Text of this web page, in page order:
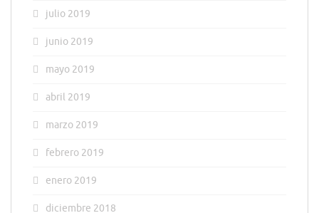
julio 2019
junio 2019
mayo 2019
abril 2019
marzo 2019
febrero 2019
enero 2019
diciembre 2018